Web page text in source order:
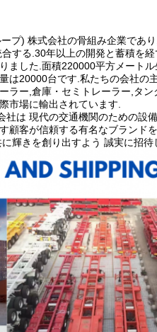
プ) 株式会社の骨組み企業であ
する.30年以上の開発と蓄積を
ました.面積220000平方メート
は20000台です.私たちの会社の
ラー,倉庫・セミトレーラー,タ
市場に輸出されています.
は 現代の交通機関のための設
顧客が信頼する有名なブランド
輝きを創り出すよう 誠実に招待